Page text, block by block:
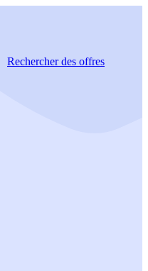
Rechercherdes offres